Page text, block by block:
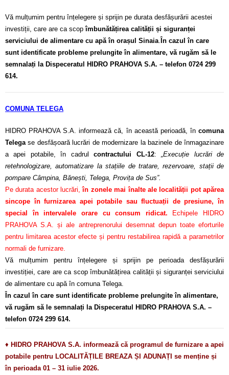
Vă mulțumim pentru înțelegere și sprijin pe durata desfășurării acestei
investiții, care are ca scopîmbunătățirea calității și siguranței
serviciului de alimentare cu apă în orașul Sinaia. În cazul în care
sunt identificate probleme prelungite în alimentare, vă rugăm să le
semnalați la Dispeceratul HIDRO PRAHOVA S.A. – telefon 0724 299
614.
COMUNA TELEGA
HIDRO PRAHOVA S.A. informează că, în această perioadă, încomuna
Telega se desfășoară lucrări de modernizare la bazinele de înmagazinare
a apei potabile, în cadrulcontractului CL-12: „Execuție lucrări de
retehnologizare, automatizare la stațiile de tratare, rezervoare, stații de
pompare Câmpina, Bănești, Telega, Provița de Sus”.
Pe durata acestor lucrări,în zonele mai înalte ale localității pot apărea
sincope în furnizarea apei potabile sau fluctuații de presiune, în
special în intervalele orare cu consum ridicat. Echipele HIDRO
PRAHOVA S.A. și ale antreprenorului desemnat depun toate eforturile
pentru limitarea acestor efecte și pentru restabilirea rapidă a parametrilor
normali de furnizare.
Vă mulțumim pentru înțelegere și sprijin pe perioada desfășurării
investiției, care are ca scop îmbunătățirea calității și siguranței serviciului
de alimentare cu apă în comuna Telega.
În cazul în care sunt identificate probleme prelungite în alimentare,
vă rugăm să le semnalați la Dispeceratul HIDRO PRAHOVA S.A. –
telefon 0724 299 614.
♦ HIDRO PRAHOVA S.A. informează că programul de furnizare a apei
potabile pentru LOCALITĂȚILE BREAZA ȘI ADUNAȚI se menține și
în perioada 01 – 31 iulie 2026.